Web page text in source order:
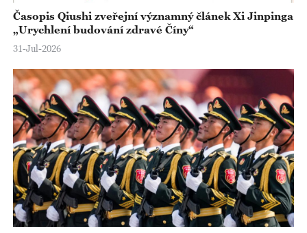
Časopis Qiushi zveřejní významný článek Xi Jinpinga
„Urychlení budování zdravé Číny“
31-Jul-2026